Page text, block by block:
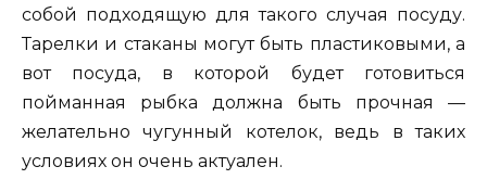
собой подходящую для такого случая посуду.
Тарелки и стаканы могут быть пластиковыми, а
вот посуда, в которой будет готовиться
пойманная рыбка должна быть прочная —
желательно чугунный котелок, ведь в таких
условиях он очень актуален.